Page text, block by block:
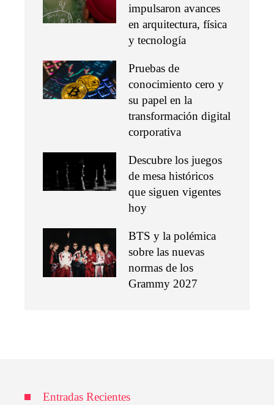
impulsaron avances
en arquitectura, física
y tecnología
Pruebas de
conocimiento cero y
su papel en la
transformación digital
corporativa
Descubre los juegos
de mesa históricos
que siguen vigentes
hoy
BTS y la polémica
sobre las nuevas
normas de los
Grammy 2027
Entradas Recientes